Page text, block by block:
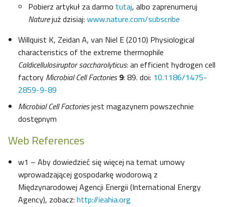
Pobierz artykuł za darmo tutaj, albo zaprenumeruj
Naturejuż dzisiaj: www.nature.com/subscribe
Willquist K, Zeidan A, van Niel E (2010) Physiological
characteristics of the extreme thermophile
Caldicellulosiruptor saccharolyticus: an efficient hydrogen cell
factory Microbial Cell Factories9: 89. doi: 10.1186/1475-
2859-9-89
Microbial Cell Factoriesjest magazynem powszechnie
dostępnym
Web References
w1 – Aby dowiedzieć się więcej na temat umowy
wprowadzającej gospodarkę wodorową z
Międzynarodowej Agencji Energii (International Energy
Agency), zobacz: http://ieahia.org